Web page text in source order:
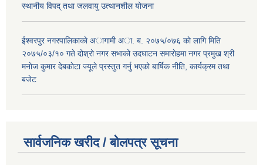
स्थानीय विपद् तथा जलवायु उत्थानशील योजना
ईश्वरपुर नगरपालिकाकाे अागामी अा. ब. २०७५/०७६ काे लागि मिति
२०७५/०३/१० गते दोश्रो नगर सभाको उदघाटन समाराेहमा नगर प्रमुख श्री
मनाेज कुमार देबकाेटा ज्यूले प्रस्तुत गर्नु भएको बार्षिक नीति, कार्यक्रम तथा
बजेट
सार्वजनिक खरीद / बोलपत्र सूचना